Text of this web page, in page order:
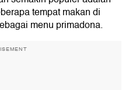
tempat makan di
menu primadona.